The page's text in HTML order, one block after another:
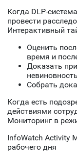
Когда DLP-
провести
Интерактивный
Оценить
время и
Доказать
Собрать
Когда есть
действиями
Мониторинг в
InfoWatch Activity
рабочего дня